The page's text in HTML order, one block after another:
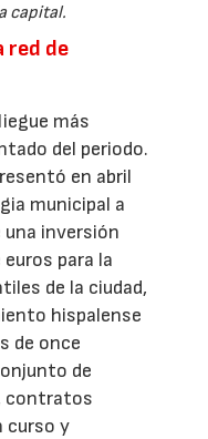
capital.
red de
más
del periodo.
en abril
municipal a
inversión
para la
de la ciudad,
hispalense
de once
de
contratos
curso y